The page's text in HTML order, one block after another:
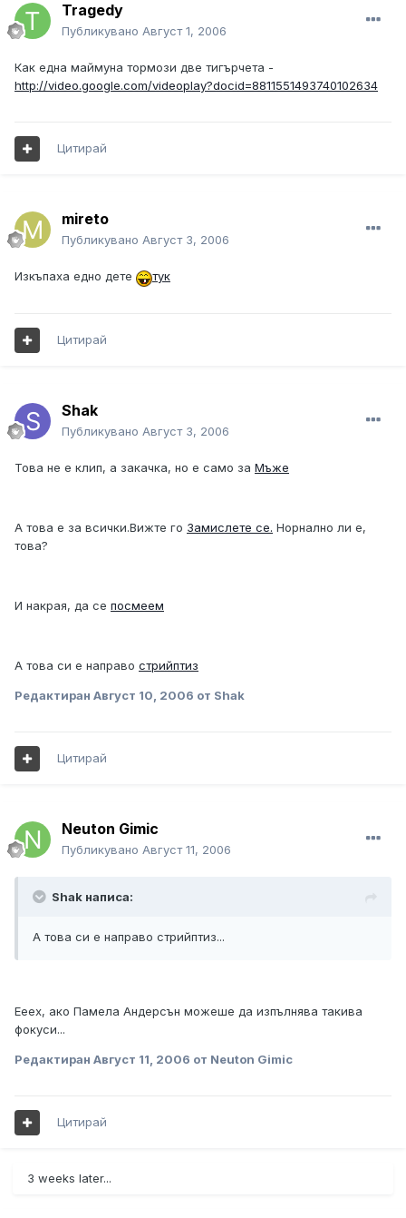
Tragedy
Публикувано Август 1, 2006
Как една маймуна тормози две тигърчета -
http://video.google.com/videoplay?docid=8811551493740102634
Цитирай
mireto
Публикувано Август 3, 2006
Изкъпаха едно дете тук
Цитирай
Shak
Публикувано Август 3, 2006
Това не е клип, а закачка, но е само за Мъже
А това е за всички.Вижте го Замислете се. Норнално ли е,
това?
И накрая, да се посмеем
А това си е направо стрийптиз
Редактиран Август 10, 2006 от Shak
Цитирай
Neuton Gimic
Публикувано Август 11, 2006
Shak написа:
А това си е направо стрийптиз...
Ееех, ако Памела Андерсън можеше да изпълнява такива
фокуси...
Редактиран Август 11, 2006 от Neuton Gimic
Цитирай
3 weeks later...